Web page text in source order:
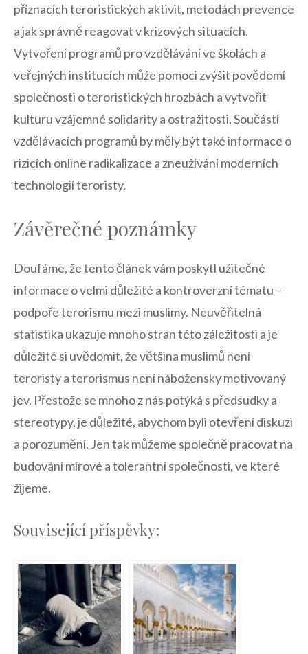
příznacích teroristických aktivit, metodách prevence
a⁣ jak⁣ správně reagovat v krizových situacích.
Vytvoření programů pro⁢ vzdělávání ⁢ve školách a
veřejných institucích může pomoci zvýšit povědomí
⁢společnosti ⁢o teroristických hrozbách a vytvořit
kulturu vzájemné solidarity​ a ostražitosti. Součástí
vzdělávacích programů by měly být také informace ‌o
rizicích online ‌radikalizace a zneužívání moderních
technologií ⁢teroristy.
Závěrečné poznámky
Doufáme,‌ že tento článek vám poskytl užitečné⁤
informace o⁤ velmi důležité a kontroverzní tématu –
podpoře terorismu ​mezi muslimy. Neuvěřitelná
statistika ukazuje mnoho‌ stran této záležitosti a je⁢
důležité si uvědomit, že většina ⁤muslimů není
teroristy a terorismus není nábožensky motivovaný
jev. Přestože ⁢se ⁢mnoho z nás potýká s předsudky a
stereotypy, je důležité, abychom byli otevření diskuzi
a porozumění.‍ Jen tak můžeme‍ společně pracovat na
⁣budování mírové a tolerantní společnosti, ve které
žijeme.
Související příspěvky: